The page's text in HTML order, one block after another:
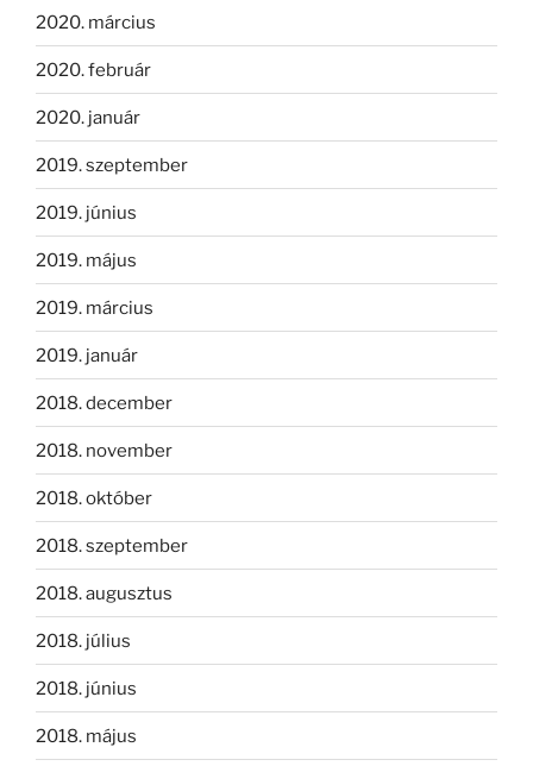
2020. március
2020. február
2020. január
2019. szeptember
2019. június
2019. május
2019. március
2019. január
2018. december
2018. november
2018. október
2018. szeptember
2018. augusztus
2018. július
2018. június
2018. május